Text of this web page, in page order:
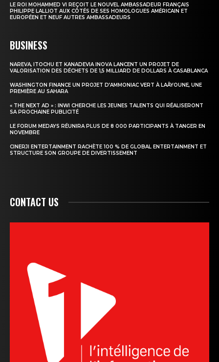
LE ROI MOHAMMED VI REÇOIT LE NOUVEL AMBASSADEUR FRANÇAIS
PHILIPPE LALLIOT AUX CÔTÉS DE SES HOMOLOGUES AMÉRICAIN ET
EUROPÉEN ET NEUF AUTRES AMBASSADEURS
BUSINESS
NAREVA, ITOCHU ET KANADEVIA INOVA LANCENT UN PROJET DE
VALORISATION DES DÉCHETS DE 1,5 MILLIARD DE DOLLARS À CASABLANCA
WASHINGTON FINANCE UN PROJET D’AMMONIAC VERT À LAÂYOUNE, UNE
PREMIÈRE AU SAHARA
« THE NEXT AD » : INWI CHERCHE LES JEUNES TALENTS QUI RÉALISERONT
SA PROCHAINE PUBLICITÉ
LE FORUM MEDAYS RÉUNIRA PLUS DE 8 000 PARTICIPANTS À TANGER EN
NOVEMBRE
CINERJI ENTERTAINMENT RACHÈTE 100 % DE GLOBAL ENTERTAINMENT ET
STRUCTURE SON GROUPE DE DIVERTISSEMENT
CONTACT US